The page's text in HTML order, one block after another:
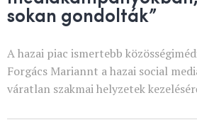
sokan gondolták”
A hazai piac ismertebb
Forgács Mariannt a hazai social
váratlan szakmai helyzetek